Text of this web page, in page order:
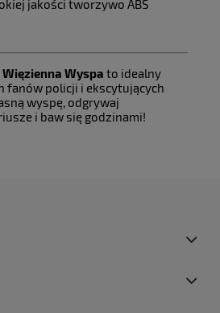
jakości tworzywo ABS
Wyspa to idealny
fanów policji i ekscytujących
wyspę, odgrywaj
i baw się godzinami!